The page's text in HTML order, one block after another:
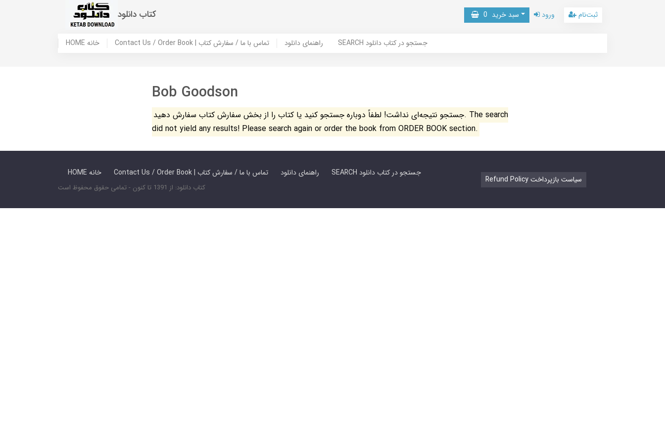
کتاب دانلود سبد خرید 0 ورود ثبت‌نام
HOME خانه Contact Us / Order Book | تماس با ما / سفارش کتاب راهنمای دانلود SEARCH جستجو در کتاب دانلود
Bob Goodson
جستجو نتیجه‌ای نداشت! لطفاً دوباره جستجو کنید یا کتاب را از بخش سفارش کتاب سفارش دهید. The search
did not yield any results! Please search again or order the book from ORDER BOOK section.
HOME خانه Contact Us / Order Book | تماس با ما / سفارش کتاب راهنمای دانلود SEARCH جستجو در کتاب دانلود
کتاب دانلود: از 1391 تا کنون - تمامی حقوق محفوظ است
Refund Policy سیاست بازپرداخت